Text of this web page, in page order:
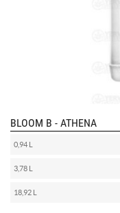
BLOOM B - ATHENA
0,94 L
3,78 L
18,92 L